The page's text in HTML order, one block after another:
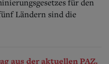
für den
Ländern sind die
aus der aktuellen PAZ.